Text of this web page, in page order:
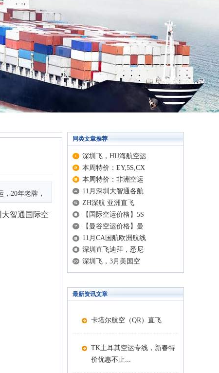
20年老牌，
智通 国际空
同类文章推荐
深圳飞，HU海航空运
本周特价：EY,5S,CX
本周特价：非洲空运
11月深圳大智通各航
ZH深航 亚洲直飞
【国际空运价格】5S
【曼谷空运价格】曼
11月CA国航欧洲航线
深圳直飞迪拜，悉尼
深圳飞，3月美国空
最新资讯文章
卡塔尔航空（QR）直飞
TK土耳其空运专线，新春特
价优惠不止...